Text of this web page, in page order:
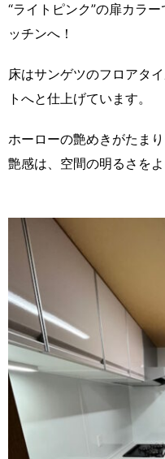
“ライトピンク”の扉カラ
ッチンへ！
床はサンゲツのフロアタ
トへと仕上げています。
ホーローの艶めきがたま
艶感は、空間の明るさを